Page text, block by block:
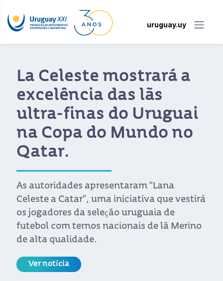
uruguay.uy
La Celeste mostrará a
excelência das lãs
ultra-finas do Uruguai
na Copa do Mundo no
Qatar.
As autoridades apresentaram "Lana
Celeste a Catar", uma iniciativa que vestirá
os jogadores da seleção uruguaia de
futebol com ternos nacionais de lã Merino
de alta qualidade.
Ver notícia